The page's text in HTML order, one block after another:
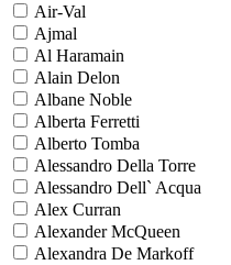
Air-Val
Ajmal
Al Haramain
Alain Delon
Albane Noble
Alberta Ferretti
Alberto Tomba
Alessandro Della Torre
Alessandro Dell` Acqua
Alex Curran
Alexander McQueen
Alexandra De Markoff